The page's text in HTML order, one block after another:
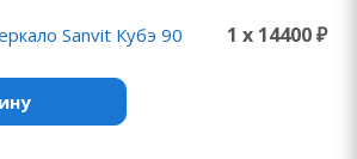
Sanvit Кубэ 90 1 x 14400 ₽